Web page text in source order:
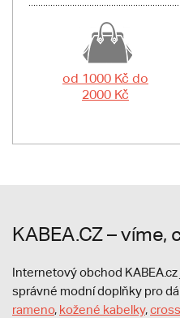
od 1000 Kč do
2000 Kč
KABEA.CZ – víme,
Internetový obchod
správné modní doplňky pro
rameno, kožené kabelky,